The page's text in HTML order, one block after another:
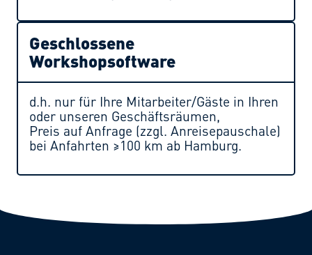
Geschlossene
Workshopsoftware
d.h. nur für Ihre Mitarbeiter/Gäste in Ihren
oder unseren Geschäftsräumen,
Preis auf Anfrage (zzgl. Anreisepauschale)
bei Anfahrten ≥100 km ab Hamburg.